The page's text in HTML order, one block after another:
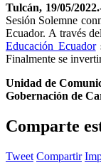
Tulcán, 19/05/
Sesión Solemne
Ecuador. A través
Educación Ecuador
Finalmente se
Unidad de
Gobernación de
Comparte
Tweet Compartir